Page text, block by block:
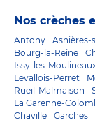
Nos crèches
Antony Asnières-
Bourg-la-Reine
Issy-les-
Levallois-Perret
Rueil-Malmaison
La Garenne-
Chaville
Garches